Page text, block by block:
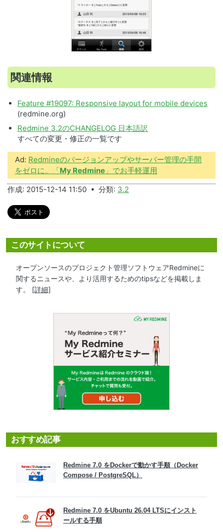
関連情報
Feature #19097: Responsive layout for mobile devices
(redmine.org)
Redmine 3.2のCHANGELOG 日本語訳
すべての変更・修正の一覧です
Ad: Redmineのバージョンアップやサーバー管理の手間
をゼロに。「My Redmine 」でお手軽運用
作成: 2015-12-14 11:50 • 分類: 3.2
このサイトについて
オープンソースのプロジェクト管理ソフトウェアRedmineに
関するニュースや、より活用するためのtipsなどを掲載しま
す。 [詳細]
おすすめ記事
Redmine 7.0 をDockerで動かす手順（Docker
Compose / PostgreSQL）
Redmine 7.0 をUbuntu 26.04 LTSにインスト
ールする手順